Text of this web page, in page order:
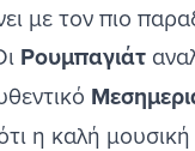
με τον πιο
Ρουμπαγιάτ
η καλή